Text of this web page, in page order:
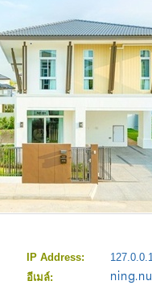
IP Address:
อีเมล์: